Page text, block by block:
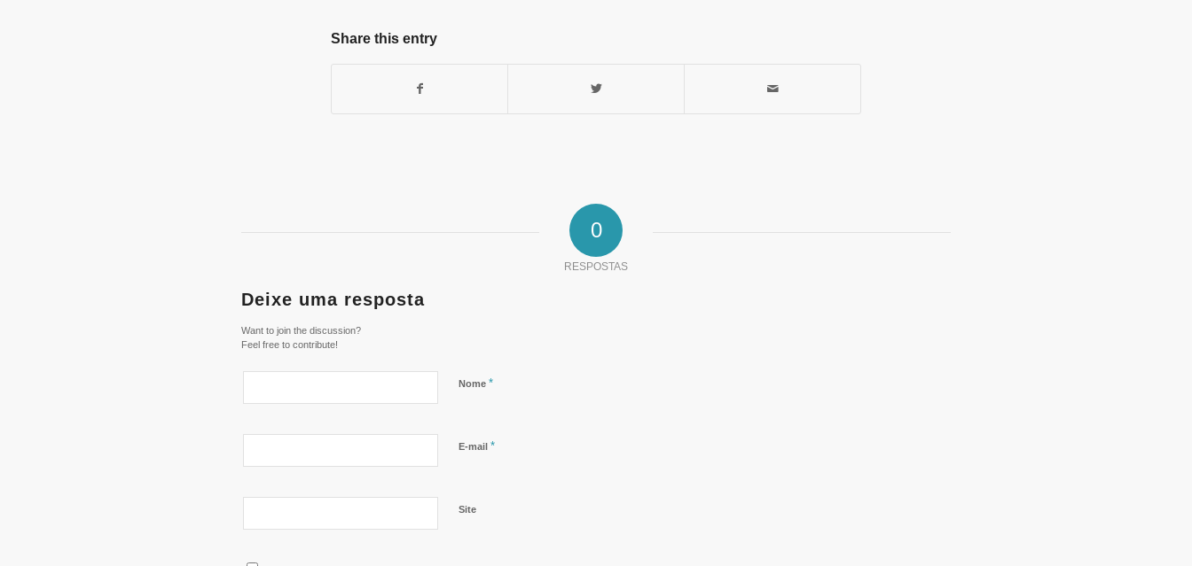
Share this entry
0
RESPOSTAS
Deixe uma resposta
Want to join the discussion?
Feel free to contribute!
Nome *
E-mail *
Site